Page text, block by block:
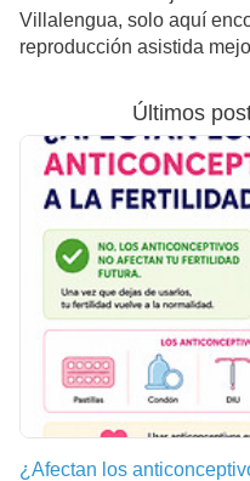
Villalengua, solo aquí
reproducción asistida
Últimos
¿Afectan los